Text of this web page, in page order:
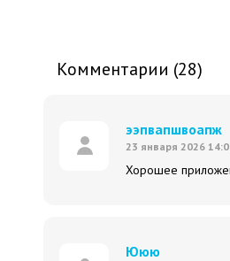
Комментарии (28)
ээпвапшвоапж
23 января 2026
Хорошее
Ююю